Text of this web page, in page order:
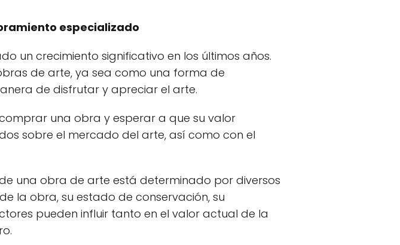
especializado
un crecimiento significativo en los últimos años.
de arte, ya sea como una forma de
de disfrutar y apreciar el arte.
una obra y esperar a que su valor
sobre el mercado del arte, así como con el
una obra de arte está determinado por diversos
de la obra, su estado de conservación, su
pueden influir tanto en el valor actual de la